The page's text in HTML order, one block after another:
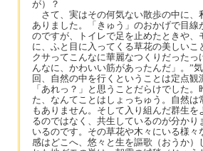
が）？
さて、実はその何気ない散歩の中に、
ありました。「きゅう」のおかげで目
のですが、トイレで足を止めたときや、
に、ふと目に入ってくる草花の美しい
クサってこんなに華麗なつくりだった
んなに、かわいい筋があったんだ」。”
回、自然の中を行くということは定点
「あれっ？」と思うことだらけでした
た、なんてことはしょっちゅう。自然
もありません。そして入り組んだ群生
るのではなく、共生しているのが分か
いるのです。その草花や木々にいる様
感はどこへ、悠々と生を謳歌（おうか